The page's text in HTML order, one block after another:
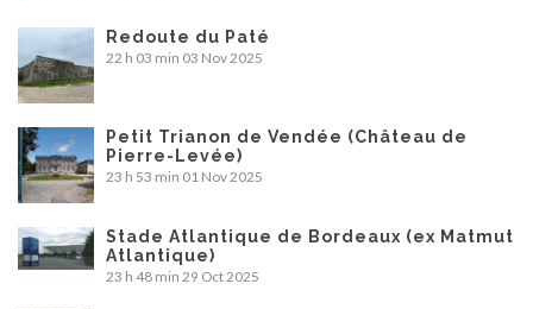
Redoute du Paté
22 h 03 min 03 Nov 2025
Petit Trianon de Vendée (Château de
Pierre-Levée)
23 h 53 min 01 Nov 2025
Stade Atlantique de Bordeaux (ex Matmut
Atlantique)
23 h 48 min 29 Oct 2025